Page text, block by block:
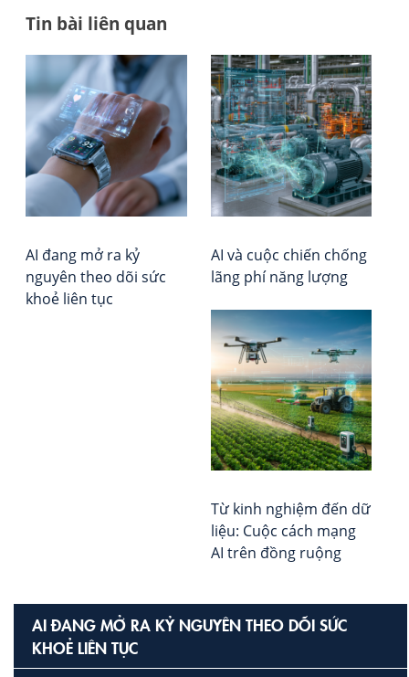
Tin bài liên quan
AI đang mở ra kỷ
nguyên theo dõi sức
khoẻ liên tục
AI và cuộc chiến chống
lãng phí năng lượng
Từ kinh nghiệm đến dữ
liệu: Cuộc cách mạng
AI trên đồng ruộng
AI ĐANG MỞ RA KỶ NGUYÊN THEO DÕI SỨC
KHOẺ LIÊN TỤC